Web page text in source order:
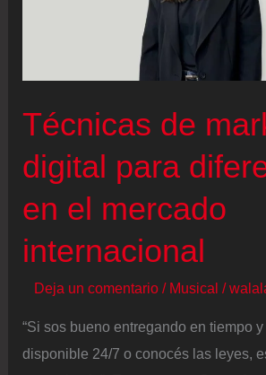
nosotros
lo
que
pasa
es
que
es
un
espejo
distorsionado”
Técnicas de
digital para
en el mercado
internacional
Deja un comentario / Musical /
“Si sos bueno entregando en tiempo
disponible 24/7 o conocés las leyes,